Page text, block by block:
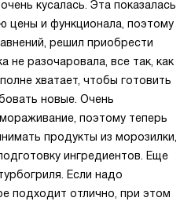
кусалась. Эта показалась
цены и функционала, поэтому
решил приобрести
не разочаровала, все так, как
хватает, чтобы готовить
новые. Очень
поэтому теперь
продукты из морозилки,
ингредиентов. Еще
Если надо
подходит отлично, при этом